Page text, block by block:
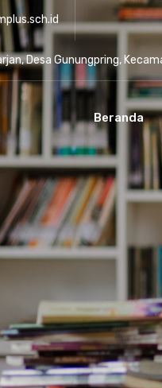
Desa Gunungpring,
Beranda